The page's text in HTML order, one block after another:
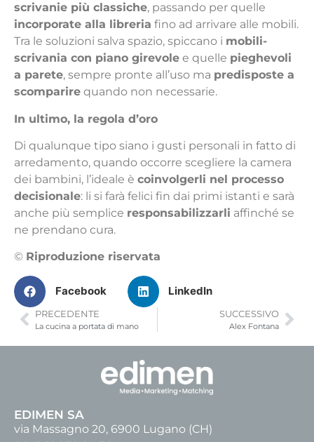
scrivanie più classiche, passando per quelle
incorporate alla libreria fino ad arrivare alle mobili.
Tra le soluzioni salva spazio, spiccano i mobili-
scrivania con piano girevole e quelle pieghevoli
a parete, sempre pronte all’uso ma predisposte a
scomparire quando non necessarie.
In ultimo, la regola d’oro
Di qualunque tipo siano i gusti personali in fatto di
arredamento, quando occorre scegliere la camera
dei bambini, l’ideale è coinvolgerli nel processo
decisionale: li si farà felici fin dai primi istanti e sarà
anche più semplice responsabilizzarli affinché se
ne prendano cura.
© Riproduzione riservata
Facebook LinkedIn
PRECEDENTE
La cucina a portata di mano
SUCCESSIVO
Alex Fontana
EDIMEN SA
via Massagno 20, 6900 Lugano (CH)